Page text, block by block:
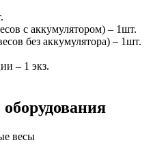
с аккумулятором) – 1шт.
без аккумулятора) – 1шт.
– 1 экз.
весы